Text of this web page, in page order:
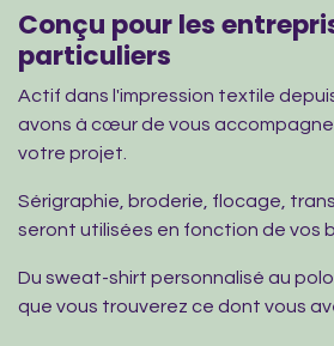
Conçu pour les
particuliers
Actif dans l'impression textile
avons à cœur de vous
votre projet.
Sérigraphie, broderie, flocage,
seront utilisées en fonction de vos
Du sweat-shirt personnalisé au
que vous trouverez ce dont vous